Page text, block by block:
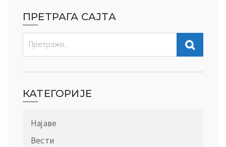
ПРЕТРАГА САЈТА
КАТЕГОРИЈЕ
Најаве
Вести